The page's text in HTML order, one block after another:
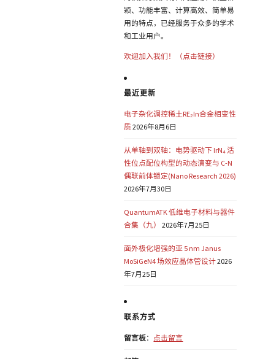
颖、功能丰富、计算高效、简单易
用的特点，已经服务于众多的学术
和工业用户。
欢迎加入我们！（点击链接）
最近更新
电子杂化调控稀土RE₂In合金相变性
质2026年8月6日
从单轴到双轴：电势驱动下 IrN₄ 活
性位点配位构型的动态演变与 C-N
偶联前体锁定(Nano Research 2026)
2026年7月30日
QuantumATK 低维电子材料与器件
合集（九）
2026年7月25日
面外极化增强的亚 5 nm Janus
MoSiGeN4 场效应晶体管设计2026
年7月25日
联系方式
留言板： 点击留言